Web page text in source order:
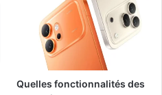
Quelles fonctionnalités des